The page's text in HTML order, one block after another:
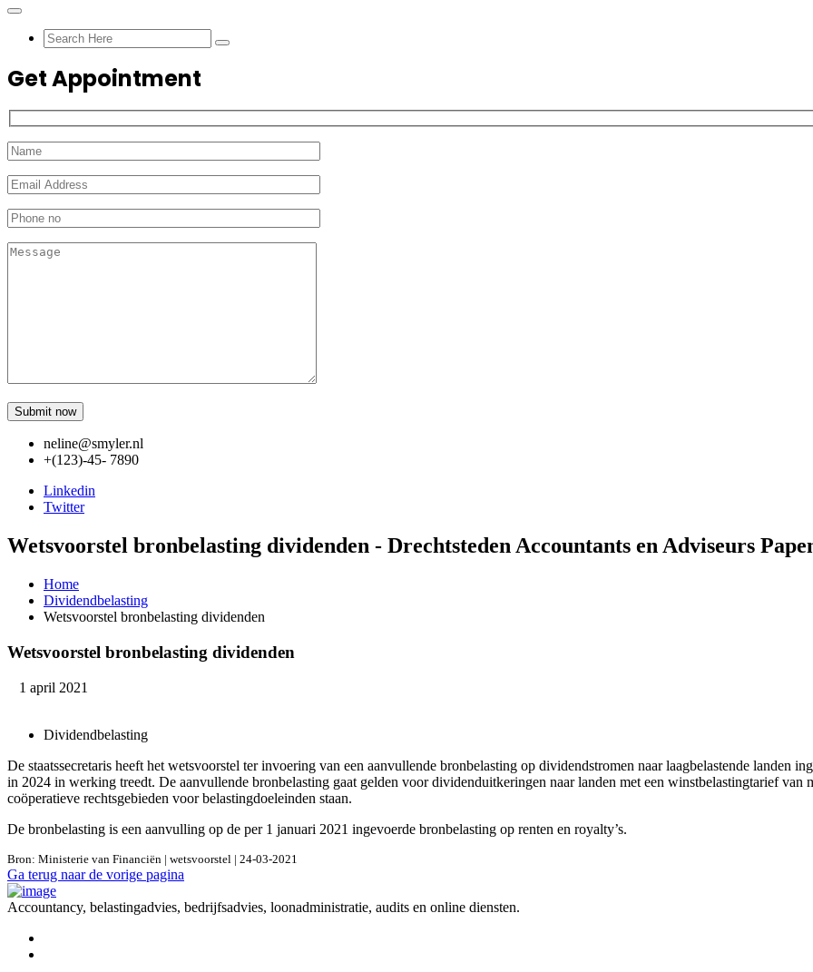
Get Appointment
neline@smyler.nl
+(123)-45- 7890
Linkedin
Twitter
Wetsvoorstel bronbelasting dividenden - Drechtsteden Accountants en Adviseurs
Home
Dividendbelasting
Wetsvoorstel bronbelasting dividenden
Wetsvoorstel bronbelasting dividenden
1 april 2021
Dividendbelasting
De staatssecretaris heeft het wetsvoorstel ter invoering van een aanvullende bronbelasting op dividendstromen naar laagbelastende landen
in 2024 in werking treedt. De aanvullende bronbelasting gaat gelden voor dividenduitkeringen naar landen met een winstbelastingtarief van
coöperatieve rechtsgebieden voor belastingdoeleinden staan.
De bronbelasting is een aanvulling op de per 1 januari 2021 ingevoerde bronbelasting op renten en royalty’s.
Bron: Ministerie van Financiën | wetsvoorstel | 24-03-2021
Ga terug naar de vorige pagina
Accountancy, belastingadvies, bedrijfsadvies, loonadministratie, audits en online diensten.